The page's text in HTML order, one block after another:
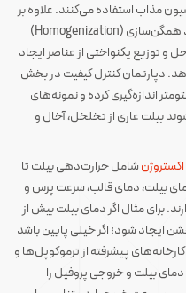
مذاب استفاده می‌کنند. علاوه بر
این، بیلت‌های اکستروژن معمولاً تحت فرآیند همگن‌سازی (Homogenization)
و توزیع یکنواختی از عناصر ایجاد
دپارتمان کنترل کیفیت در بخش
اندازه‌گیری کرده و نمونه‌های
بیلت عاری از تخلخل، آخال و
اکستروژنشامل حرارت‌دهی بیلت تا
بیلت، دمای قالب، سرعت پرس و
برای مثال اگر دمای بیلت بیش از
ایجاد شود؛ اگر خیلی پایین باشد
پیشرفته از ترموکوپل‌ها و
بیلت و خروجی پروفیل را